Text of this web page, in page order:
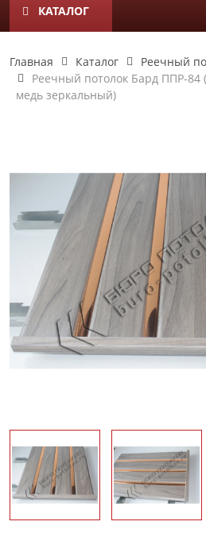
КАТАЛОГ
Главная Каталог
Реечный
Реечный потолок Бард ППР-84
медь зеркальный)